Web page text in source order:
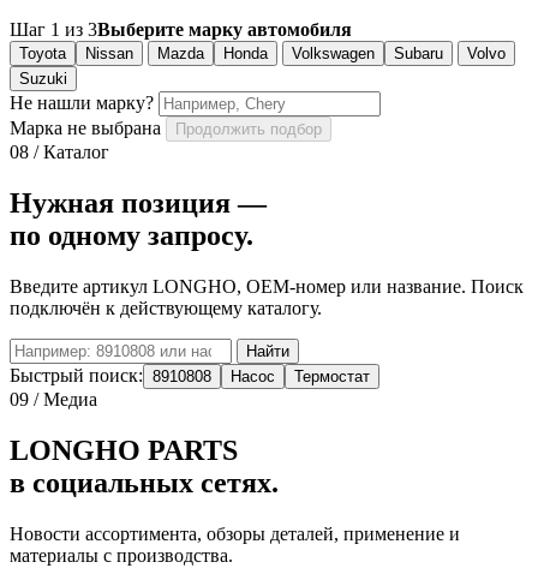
Шаг 1 из 3Выберите марку автомобиля
Toyota Nissan Mazda Honda Volkswagen Subaru
Volvo
Suzuki
Не нашли марку?
Марка не выбрана
Продолжить подбор
08 / Каталог
Нужная позиция —
по одному запросу.
Введите артикул LONGHO, OEM-номер или название. Поиск
подключён к действующему каталогу.
Найти
Быстрый поиск: 8910808 Насос Термостат
09 / Медиа
LONGHO PARTS
в социальных сетях.
Новости ассортимента, обзоры деталей, применение и
материалы с производства.